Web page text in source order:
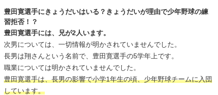
豊田寛選手にきょうだいはいる？きょうだいが理由で少年野球の練
習拒否！？
豊田寛選手には、兄が2人います。
次男については、一切情報が明かされていませんでした。
長男は翔さんという名前で、豊田寛選手の5学年上です。
職業については明かされていませんでした。
豊田寛選手は、長男の影響で小学1年生の頃、少年野球チームに入団
しています。